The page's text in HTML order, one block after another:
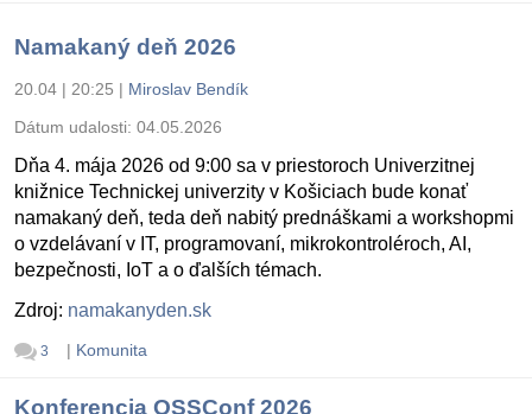
Namakaný deň 2026
20.04 | 20:25 | Miroslav Bendík
Dátum udalosti: 04.05.2026
Dňa 4. mája 2026 od 9:00 sa v priestoroch Univerzitnej
knižnice Technickej univerzity v Košiciach bude konať
namakaný deň, teda deň nabitý prednáškami a workshopmi
o vzdelávaní v IT, programovaní, mikrokontroléroch, AI,
bezpečnosti, IoT a o ďalších témach.
Zdroj: namakanyden.sk
3 | Komunita
Konferencia OSSConf 2026